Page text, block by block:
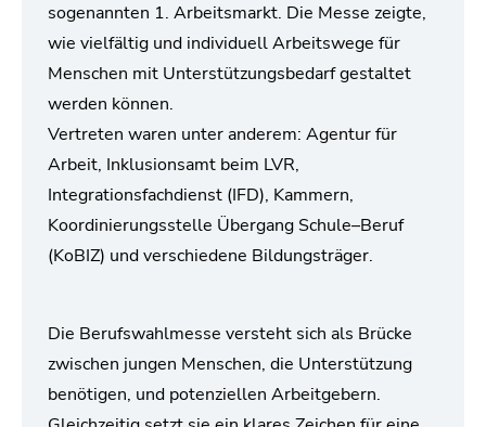
sogenannten 1. Arbeitsmarkt. Die Messe zeigte,
wie vielfältig und individuell Arbeitswege für
Menschen mit Unterstützungsbedarf gestaltet
werden können.
Vertreten waren unter anderem: Agentur für
Arbeit, Inklusionsamt beim LVR,
Integrationsfachdienst (IFD), Kammern,
Koordinierungsstelle Übergang Schule–Beruf
(KoBIZ) und verschiedene Bildungsträger.
Die Berufswahlmesse versteht sich als Brücke
zwischen jungen Menschen, die Unterstützung
benötigen, und potenziellen Arbeitgebern.